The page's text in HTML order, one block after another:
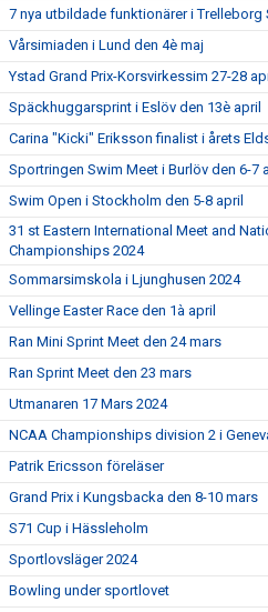
7 nya utbildade funktionärer i Trelleborg
Vårsimiaden i Lund den 4è maj
Ystad Grand Prix-Korsvirkessim 27-28
Späckhuggarsprint i Eslöv den 13è april
Carina "Kicki" Eriksson finalist i årets
Sportringen Swim Meet i Burlöv den 6-7
Swim Open i Stockholm den 5-8 april
31 st Eastern International Meet and
Championships 2024
Sommarsimskola i Ljunghusen 2024
Vellinge Easter Race den 1à april
Ran Mini Sprint Meet den 24 mars
Ran Sprint Meet den 23 mars
Utmanaren 17 Mars 2024
NCAA Championships division 2 i
Patrik Ericsson föreläser
Grand Prix i Kungsbacka den 8-10 mars
S71 Cup i Hässleholm
Sportlovsläger 2024
Bowling under sportlovet